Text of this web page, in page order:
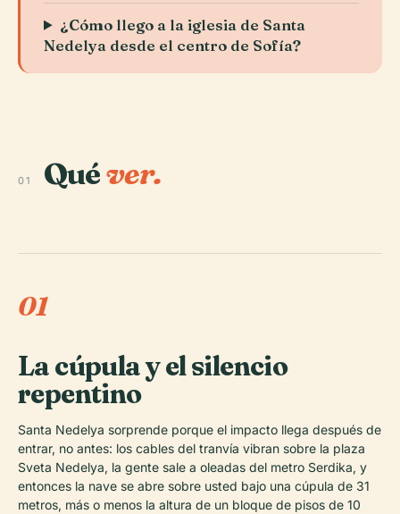
¿Cómo llego a la iglesia de Santa
Nedelya desde el centro de Sofía?
01 Quéver.
01
La cúpula y el silencio
repentino
Santa Nedelya sorprende porque el impacto llega después de
entrar, no antes: los cables del tranvía vibran sobre la plaza
Sveta Nedelya, la gente sale a oleadas del metro Serdika, y
entonces la nave se abre sobre usted bajo una cúpula de 31
metros, más o menos la altura de un bloque de pisos de 10